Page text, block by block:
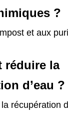
?
et aux
réduire la
d’eau ?
récupération